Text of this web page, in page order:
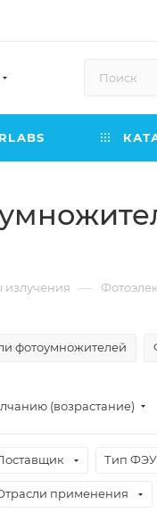
излучения —
фотоумножителей
(возрастание)
Тип ФЭУ
применения